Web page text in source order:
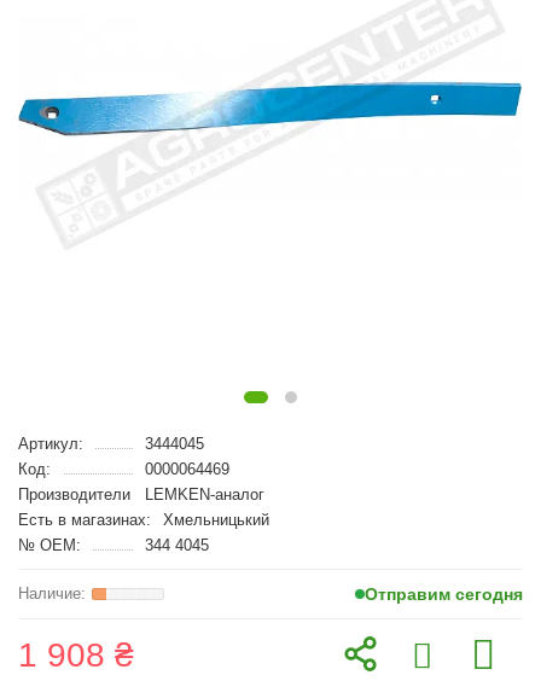
Артикул:
3444045
Код:
0000064469
Производители
LEMKEN-аналог
Есть в магазинах:
Хмельницький
№ OEM:
344 4045
Отправим сегодня
1 908 ₴